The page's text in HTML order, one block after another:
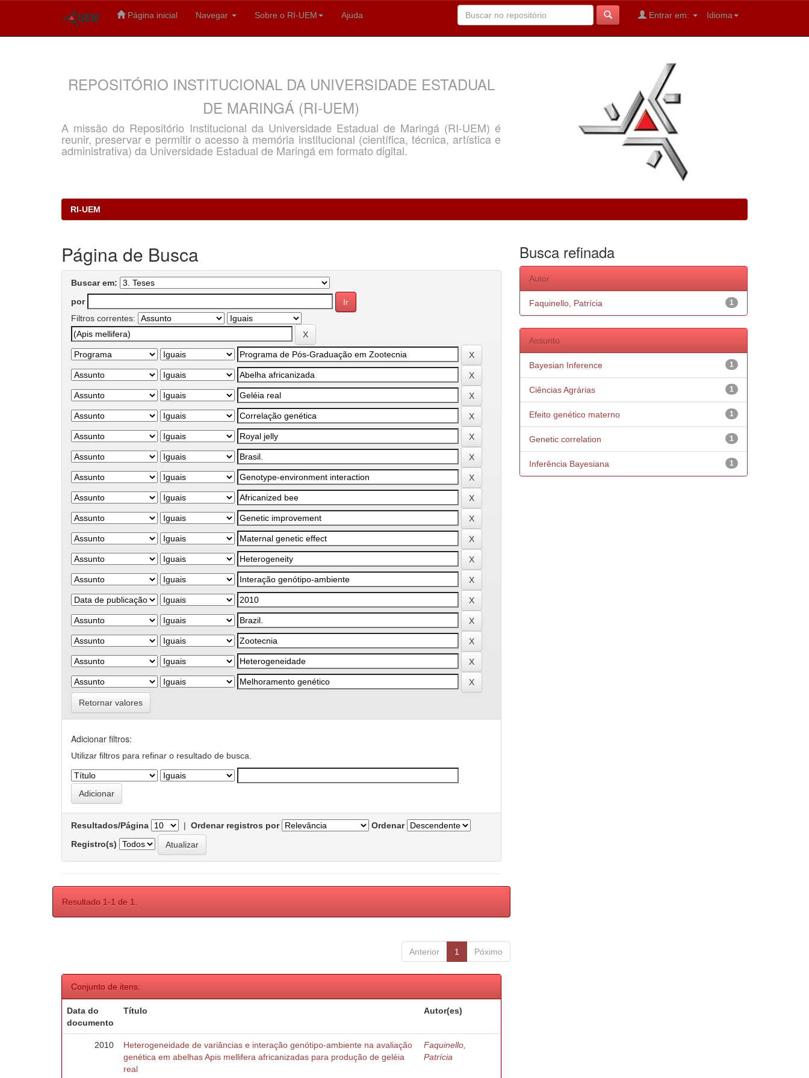
Página inicial Navegar Sobre o RI-UEM Ajuda Idioma
Entrar em:
REPOSITÓRIO INSTITUCIONAL DA UNIVERSIDADE ESTADUAL
DE MARINGÁ (RI-UEM)
A missão do Repositório Institucional da Universidade Estadual de Maringá (RI-UEM) é
reunir, preservar e permitir o acesso à memória institucional (científica, técnica, artística e
administrativa) da Universidade Estadual de Maringá em formato digital.
RI-UEM
Página de Busca
Buscar em:
por
Filtros correntes:
Retornar valores
Adicionar filtros:
Utilizar filtros para refinar o resultado de busca.
Resultados/Página | Ordenar registros por
Ordenar
Registro(s)
Resultado 1-1 de 1.
Anterior 1 Póximo
Conjunto de itens:
Data do
documento
Título Autor(es)
2010
Heterogeneidade de variâncias e interação genótipo-ambiente na avaliação
genética em abelhas Apis mellifera africanizadas para produção de geléia
real
Faquinello,
Patrícia
Busca refinada
Autor
1
Faquinello, Patrícia
Assunto
1
Bayesian Inference
1
Ciências Agrárias
1
Efeito genético materno
1
Genetic correlation
1
Inferência Bayesiana